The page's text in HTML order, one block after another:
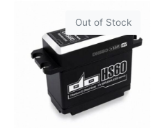
Out of Stock